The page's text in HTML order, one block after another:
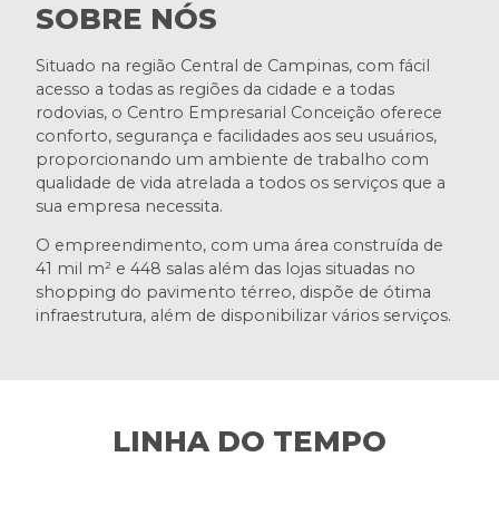
SOBRE NÓS
Situado na região Central de Campinas, com fácil
acesso a todas as regiões da cidade e a todas
rodovias, o Centro Empresarial Conceição oferece
conforto, segurança e facilidades aos seu usuários,
proporcionando um ambiente de trabalho com
qualidade de vida atrelada a todos os serviços que a
sua empresa necessita.
O empreendimento, com uma área construída de
41 mil m² e 448 salas além das lojas situadas no
shopping do pavimento térreo, dispõe de ótima
infraestrutura, além de disponibilizar vários serviços.
LINHA DO TEMPO